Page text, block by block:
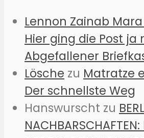
Lennon Zainab
Hier ging die Post ja
Abgefallener
Lösche zu Matratze
Der schnellste Weg
Hanswurscht zu
NACHBARSCHAFTEN: